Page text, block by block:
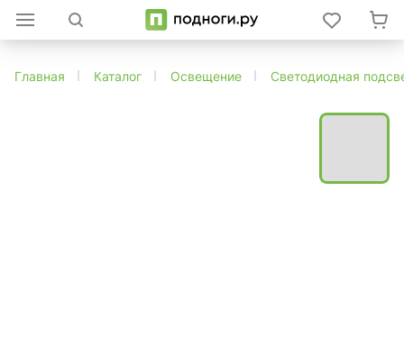
Главная Каталог Освещение Светодиодная